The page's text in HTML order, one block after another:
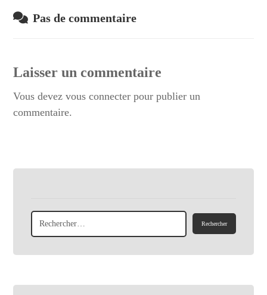
Pas de commentaire
Laisser un commentaire
Vous devezvous connecter pour publier un
commentaire.